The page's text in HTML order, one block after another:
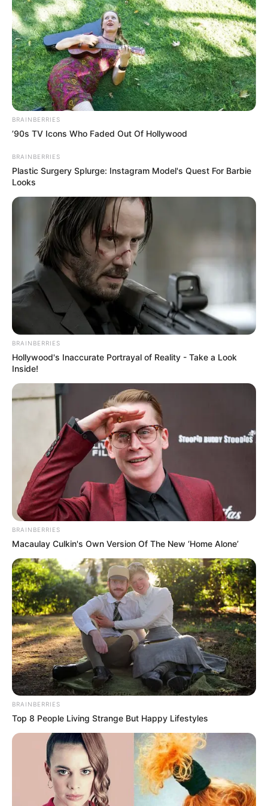
EMAIL ΑΚΟΛΟΥΘΉΣΤΕ
ΣΠΑΜΕ ΤΟ ΜΑΤΡΙΞ – ΤΟ ΒΙΒΛΙΟ
BRAINBERRIES
’90s TV Icons Who Faded Out Of Hollywood
BRAINBERRIES
Plastic Surgery Splurge: Instagram Model's Quest For Barbie
Looks
BRAINBERRIES
Hollywood's Inaccurate Portrayal of Reality - Take a Look
Inside!
BRAINBERRIES
Macaulay Culkin's Own Version Of The New ‘Home Alone’
BRAINBERRIES
Top 8 People Living Strange But Happy Lifestyles